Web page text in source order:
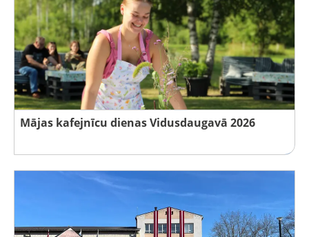
Mājas kafejnīcu dienas Vidusdaugavā 2026